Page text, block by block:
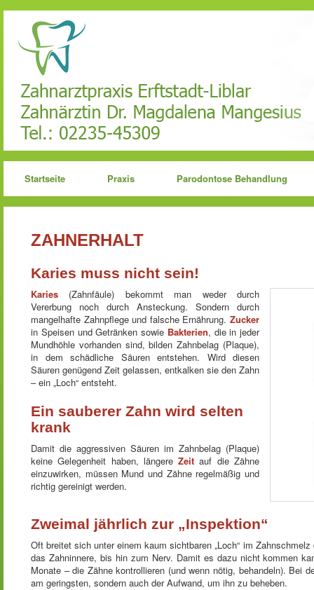
Startseite Praxis Parodontose Behandlung
ZAHNERHALT
Karies muss nicht sein!
Karies (Zahnfäule) bekommt man weder durch
Vererbung noch durch Ansteckung. Sondern durch
mangelhafte Zahnpflege und falsche Ernährung. Zucker
in Speisen und Getränken sowie Bakterien, die in jeder
Mundhöhle vorhanden sind, bilden Zahnbelag (Plaque),
in dem schädliche Säuren entstehen. Wird diesen
Säuren genügend Zeit gelassen, entkalken sie den Zahn
– ein „Loch“ entsteht.
Ein sauberer Zahn wird selten
krank
Damit die aggressiven Säuren im Zahnbelag (Plaque)
keine Gelegenheit haben, längereZeit auf die Zähne
einzuwirken, müssen Mund und Zähne regelmäßig und
richtig gereinigt werden.
Zweimal jährlich zur „Inspektion“
Oft breitet sich unter einem kaum sichtbaren „Loch“ im
das Zahninnere, bis hin zum Nerv. Damit es dazu nicht kommen
Monate – die Zähne kontrollieren (und wenn nötig, behandeln). Bei
am geringsten, sondern auch der Aufwand, um ihn zu beheben.